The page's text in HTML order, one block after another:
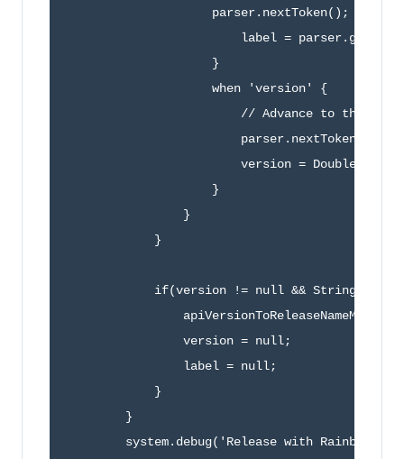
                    parser.nextToken();
label =
                    }
                    when 'version' {
// Advance to the
                        parser.nextToken();
version =
                    }
                }
            }
if(version != null &&
                version = null;
                label = null;
            }
        }
system.debug('Release with Rainbow